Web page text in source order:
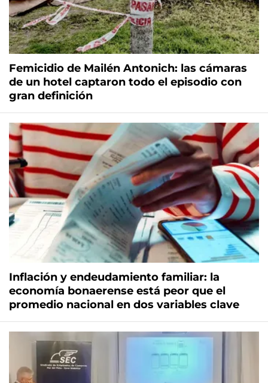
Femicidio de Mailén Antonich: las cámaras
de un hotel captaron todo el episodio con
gran definición
Inflación y endeudamiento familiar: la
economía bonaerense está peor que el
promedio nacional en dos variables clave